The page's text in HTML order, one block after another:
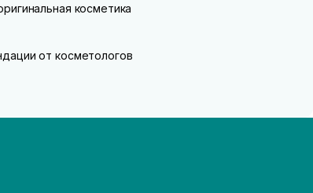
косметика
от косметологов